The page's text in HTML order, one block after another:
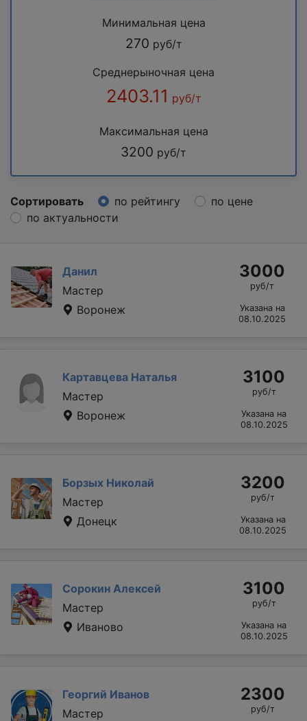
Минимальная цена
270 руб/т
Среднерыночная цена
2403.11 руб/т
Максимальная цена
3200 руб/т
Сортировать по рейтингу
по цене
по актуальности
Данил
Мастер
Воронеж
3000
руб/т
Указана на
08.10.2025
Картавцева Наталья
Мастер
Воронеж
3100
руб/т
Указана на
08.10.2025
Борзых Николай
Мастер
Донецк
3200
руб/т
Указана на
08.10.2025
Сорокин Алексей
Мастер
Иваново
3100
руб/т
Указана на
08.10.2025
Георгий Иванов
Мастер
2300
руб/т